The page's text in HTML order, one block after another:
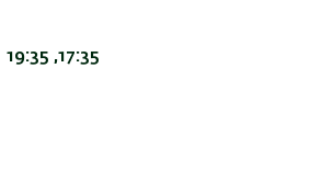
17:35, 19:35